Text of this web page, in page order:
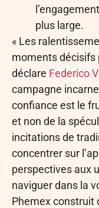
plus large.
« Les
moments décisifs
déclare Federico
campagne
confiance est le
et non de la
incitations de
concentrer sur
perspectives aux
naviguer dans la
Phemex construit